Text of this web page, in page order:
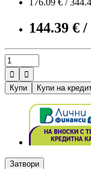
144.39 €


Купи
Купи на
Затвори